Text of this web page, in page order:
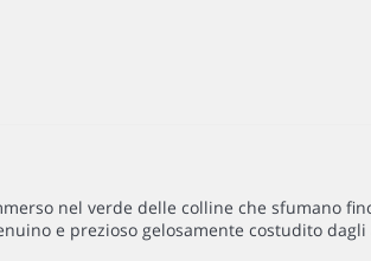
nel verde delle colline che sfumano
e prezioso gelosamente costudito